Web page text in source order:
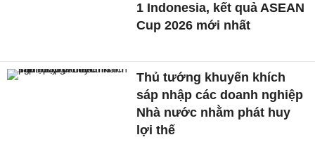
1 Indonesia, kết quả ASEAN
Cup 2026 mới nhất
Thủ tướng khuyến khích
sáp nhập các doanh nghiệp
Nhà nước nhằm phát huy
lợi thế